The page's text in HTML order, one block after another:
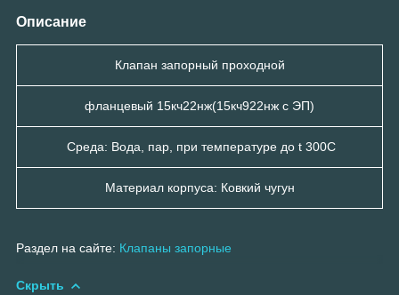
Описание
Клапан запорный проходной
фланцевый 15кч22нж(15кч922нж с ЭП)
Среда: Вода, пар, при температуре до t 300С
Материал корпуса: Ковкий чугун
Раздел на сайте: Клапаны запорные
Скрыть